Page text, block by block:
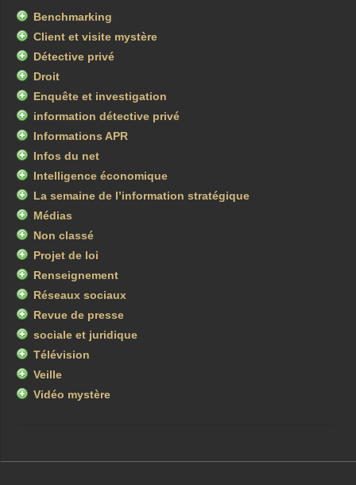
Benchmarking
Client et visite mystère
Détective privé
Droit
Enquête et investigation
information détective privé
Informations APR
Infos du net
Intelligence économique
La semaine de l’information stratégique
Médias
Non classé
Projet de loi
Renseignement
Réseaux sociaux
Revue de presse
sociale et juridique
Télévision
Veille
Vidéo mystère